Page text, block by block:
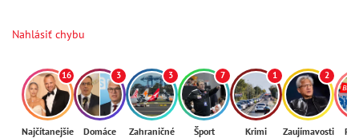
Nahlásiť chybu
16
Najčítanejšie
3
Domáce
3
Zahraničné
7
Šport
1
Krimi
2
Zaujímavosti